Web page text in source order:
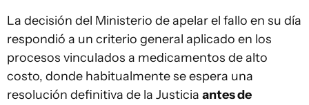
La decisión del Ministerio de apelar el fallo en su día
respondió a un criterio general aplicado en los
procesos vinculados a medicamentos de alto
costo, donde habitualmente se espera una
resolución definitiva de la Justicia antes de